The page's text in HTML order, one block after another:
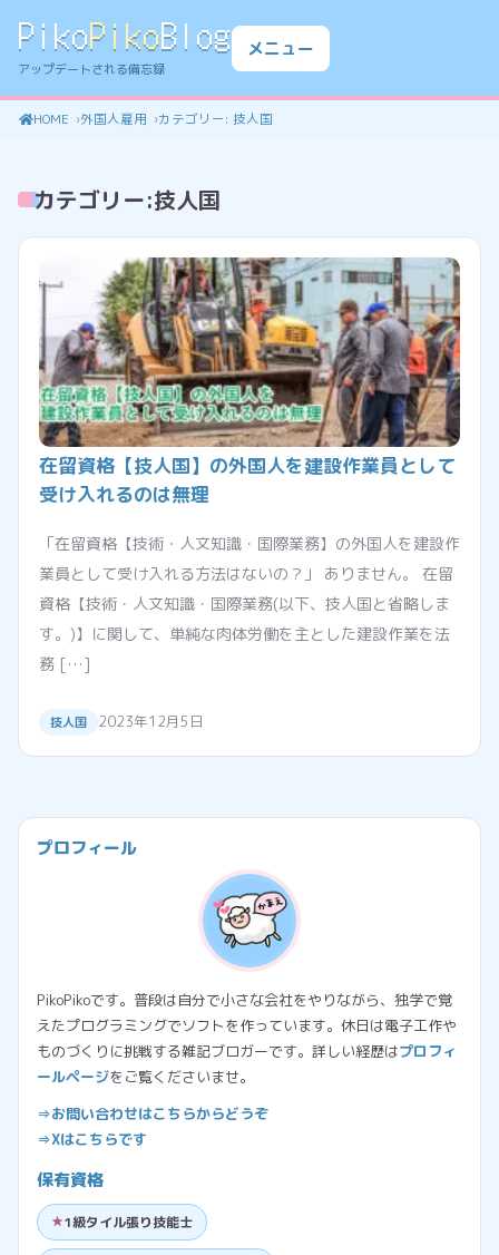
PikoPikoBlog
アップデートされる備忘録
メニュー
HOME 外国人雇用 カテゴリー:技人国
カテゴリー:技人国
在留資格【技人国】の外国人を建設作業員として
受け入れるのは無理
「在留資格【技術・人文知識・国際業務】の外国人を建設作
業員として受け入れる方法はないの？」 ありません。 在留
資格【技術・人文知識・国際業務(以下、技人国と省略しま
す。)】に関して、単純な肉体労働を主とした建設作業を法
務 […]
技人国 2023年12月5日
プロフィール
PikoPikoです。普段は自分で小さな会社をやりながら、独学で覚
えたプログラミングでソフトを作っています。休日は電子工作や
ものづくりに挑戦する雑記ブロガーです。詳しい経歴はプロフィ
ールページをご覧くださいませ。
⇒お問い合わせはこちらからどうぞ
⇒Xはこちらです
保有資格
1級タイル張り技能士